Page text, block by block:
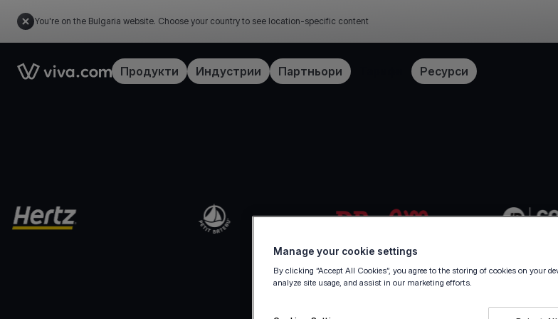
You're on the Bulgaria website. Choose your country to see location-specific content
Link to the homepageПродукти Индустрии Партньори Ресурси
Manage your cookie settings
By clicking “Accept All Cookies”, you agree to the storing of cookies on your
analyze site usage, and assist in our marketing efforts.